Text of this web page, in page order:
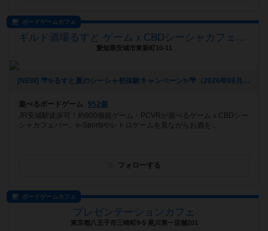
ボードゲームカフェ
ギルド酒場るすと ゲームｘCBDシーシャカフェバー
愛知県安城市東新町10-11
[NEW] 🌴✨るすと夏のシーシャ初体験キャンペーン✨🌴（2026年06月03日 02時03分）
遊べるボードゲーム
952個
JR安城駅徒歩可！約900個超ゲーム・PCVRが遊べるゲームｘCBDシー
シャカフェバー。e-Sportsやレトロゲームを見ながらお酒を...
フォローする
ボードゲームカフェ
プレゼンテーションカフェ
東京都八王子市三崎町9-5 尾川第一店舗201